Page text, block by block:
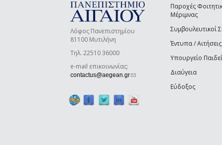
Λόφος Πανεπιστημίου
81100 Μυτιλήνη
Τηλ. 22510 36000
e-mail επικοινωνίας:
contactus@aegean.gr(link sends e-mail)
Παροχές
Μέριμνας
Συμβουλευτικοί
Έντυπα / Αιτήσεις
Υπουργείο
Διαύγεια
Εύδοξος